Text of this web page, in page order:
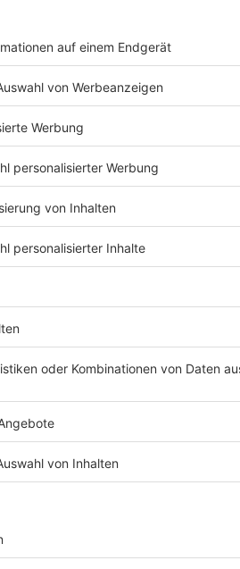
ihrer eigenen
erheblich erschwert».
schmerzhaft
seiner Einladung: Ein
deshalb auch wehtut. Nicht
die aktuelle Debatte wird
die Absage habe ihn «sehr
für eine solche
die Folgen einer
zu einem Zeitpunkt
und Besucher